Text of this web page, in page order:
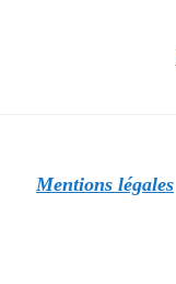
Mentions légales